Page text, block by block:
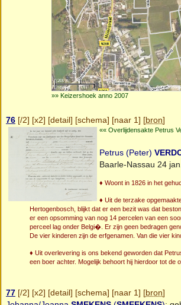
»» Keizershoek anno 2007
76 [/2] [x2] [detail] [schema] [naar 1] [bron]
«« Overlijdensakte Petrus
Petrus (Peter)
Baarle-Nassau 24
♦ Woont in 1826 in het
♦ Uit de terzake
Hertogenbosch, blijkt dat er een bezit was dat
er een opsomming van nog 14 percelen van een
perceel lag onder Belgi�. Er zijn geen bedragen
De vier kinderen zijn de erfgenamen. Van die vier
♦ Uit overlevering is ons bekend geworden dat
een boer achter. Mogelijk behoort hij hierdoor tot de
77 [/2] [x2] [detail] [schema] [naar 1] [bron]